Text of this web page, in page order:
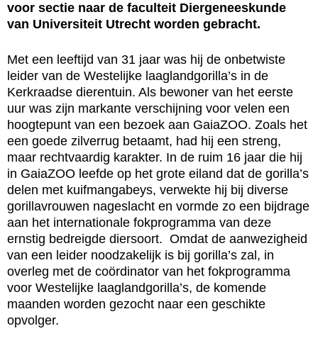
voor sectie naar de faculteit Diergeneeskunde
van Universiteit Utrecht worden gebracht.
Met een leeftijd van 31 jaar was hij de onbetwiste
leider van de Westelijke laaglandgorilla’s in de
Kerkraadse dierentuin. Als bewoner van het eerste
uur was zijn markante verschijning voor velen een
hoogtepunt van een bezoek aan GaiaZOO. Zoals het
een goede zilverrug betaamt, had hij een streng,
maar rechtvaardig karakter. In de ruim 16 jaar die hij
in GaiaZOO leefde op het grote eiland dat de gorilla’s
delen met kuifmangabeys, verwekte hij bij diverse
gorillavrouwen nageslacht en vormde zo een bijdrage
aan het internationale fokprogramma van deze
ernstig bedreigde diersoort. Omdat de aanwezigheid
van een leider noodzakelijk is bij gorilla’s zal, in
overleg met de coördinator van het fokprogramma
voor Westelijke laaglandgorilla’s, de komende
maanden worden gezocht naar een geschikte
opvolger.